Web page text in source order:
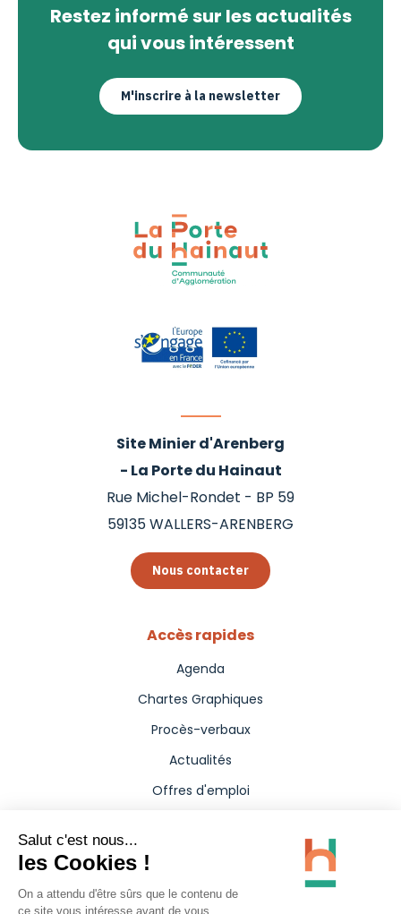
Restez informé sur les actualités
qui vous intéressent
M'inscrire à la newsletter
Site Minier d'Arenberg
- La Porte du Hainaut
Rue Michel-Rondet - BP 59
59135WALLERS-ARENBERG
Nous contacter
Accès rapides
Agenda
Chartes Graphiques
Procès-verbaux
Actualités
Offres d'emploi